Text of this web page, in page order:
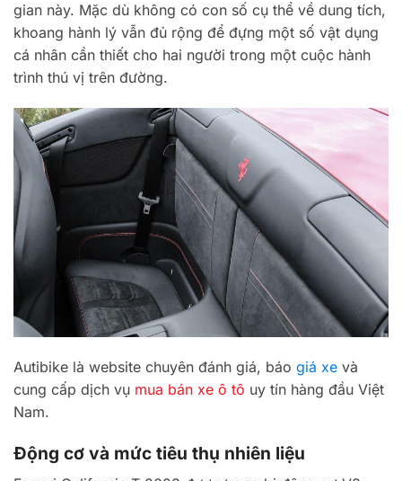
gian này. Mặc dù không có con số cụ thể về dung tích,
khoang hành lý vẫn đủ rộng để đựng một số vật dụng
cá nhân cần thiết cho hai người trong một cuộc hành
trình thú vị trên đường.
Autibike là website chuyên đánh giá, báo giá xe và
cung cấp dịch vụ mua bán xe ô tô uy tín hàng đầu Việt
Nam.
Động cơ và mức tiêu thụ nhiên liệu